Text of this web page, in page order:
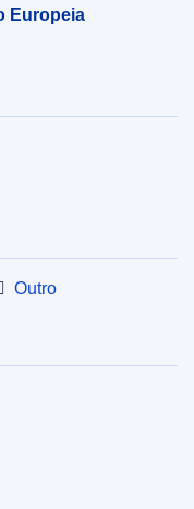
Europeia
Outro